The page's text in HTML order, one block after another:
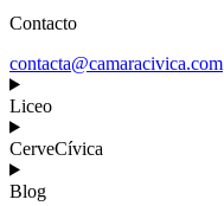
Contacto
contacta@camaracivica.com
Liceo
CerveCívica
Blog